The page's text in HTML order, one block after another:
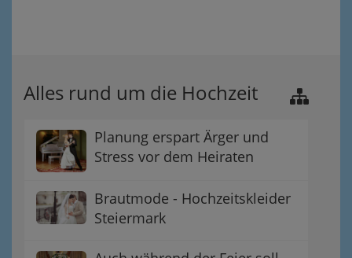
Alles rund um die Hochzeit
Planung erspart Ärger und
Stress vor dem Heiraten
Brautmode - Hochzeitskleider
Steiermark